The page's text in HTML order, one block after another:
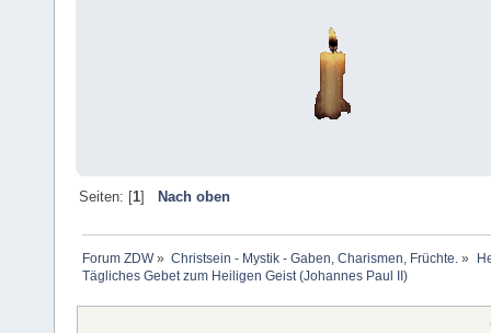
Seiten: [1] Nach oben
Forum ZDW» Christsein - Mystik - Gaben, Charismen, Früchte. »
Tägliches Gebet zum Heiligen Geist (Johannes Paul II)